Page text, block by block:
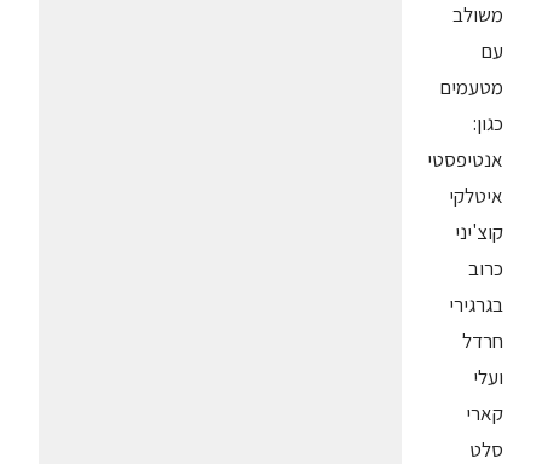
משולב
עם
מטעמים
כגון:
אנטיפסטי
איטלקי
קוצ'יני
כרוב
בגרגירי
חרדל
ועלי
קארי
סלט